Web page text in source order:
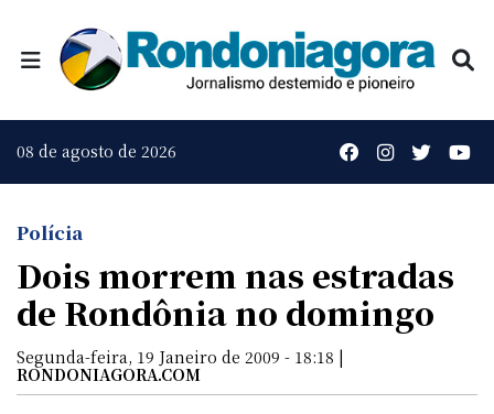
08 de agosto de 2026
Polícia
Dois morrem nas estradas
de Rondônia no domingo
Segunda-feira, 19 Janeiro de 2009 - 18:18 |
RONDONIAGORA.COM